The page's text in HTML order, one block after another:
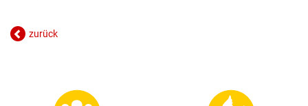
zurück